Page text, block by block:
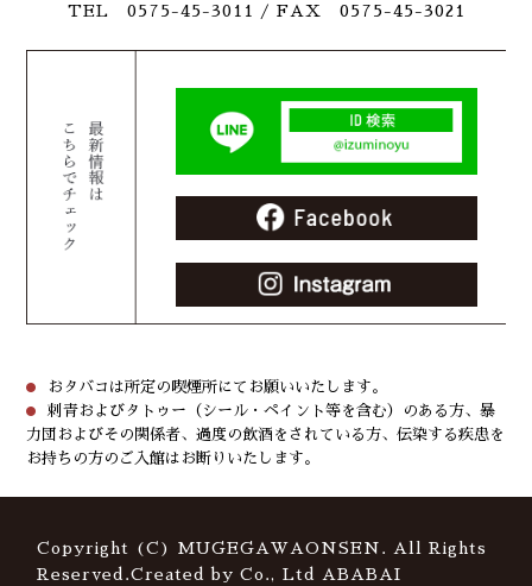
TEL 0575-45-3011
/ FAX 0575-45-3021
おタバコは所定の喫煙所にてお願いいたします。
刺青およびタトゥー（シール・ペイント等を含む）のある方、暴
力団およびその関係者、過度の飲酒をされている方、伝染する疾患を
お持ちの方のご入館はお断りいたします。
Copyright (C) MUGEGAWAONSEN. All Rights
Reserved.Created by Co., Ltd
ABABAI